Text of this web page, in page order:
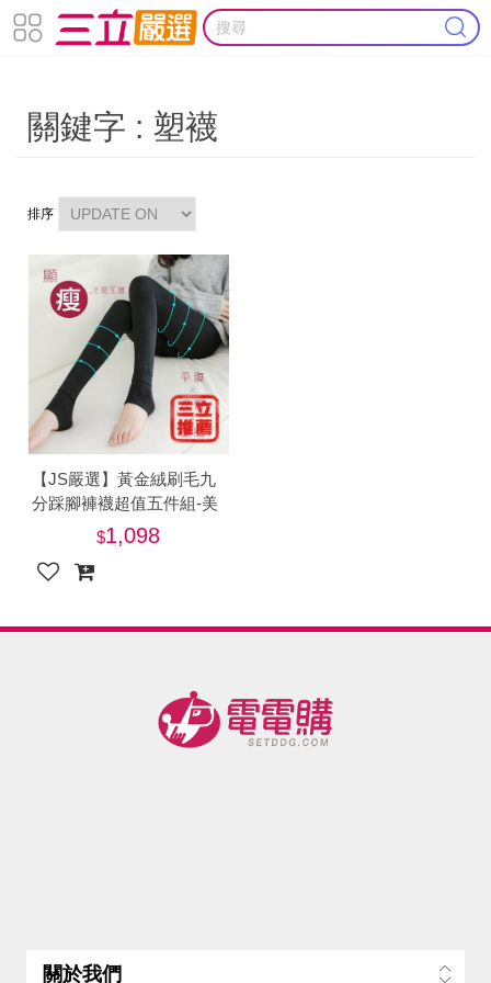
關鍵字 : 塑襪
排序
【JS嚴選】黃金絨刷毛九
分踩腳褲襪超值五件組-美
1,098
關於我們